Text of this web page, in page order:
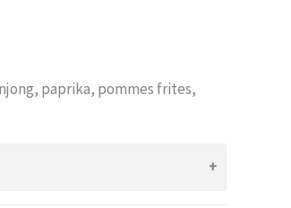
paprika, pommes frites,